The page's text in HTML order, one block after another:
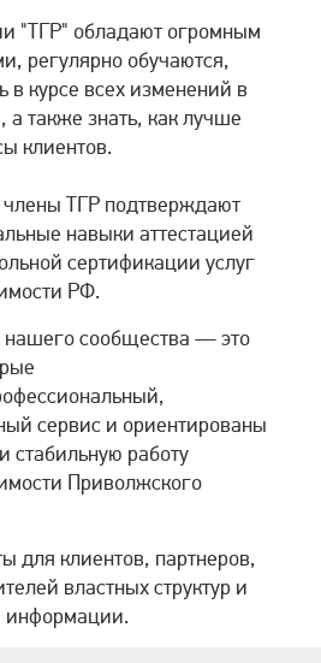
"ТГР" обладают огромным
регулярно обучаются,
в курсе всех изменений в
а также знать, как лучше
клиентов.
члены ТГР подтверждают
навыки аттестацией
сертификации услуг
РФ.
нашего сообщества — это
сервис и ориентированы
стабильную работу
Приволжского
для клиентов, партнеров,
властных структур и
информации.